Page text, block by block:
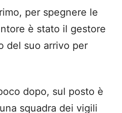
per spegnere le
è stato il gestore
del suo arrivo per
dopo, sul posto è
squadra dei vigili